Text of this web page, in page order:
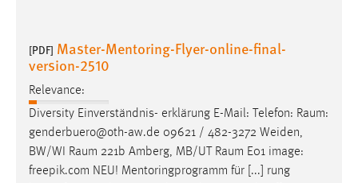
[PDF] Master-Mentoring-Flyer-online-final-
version-2510
Relevance:
Diversity Einverständnis- erklärung E-Mail: Telefon: Raum:
genderbuero@oth-aw.de 09621 / 482-3272 Weiden,
BW/WI Raum 221b Amberg, MB/UT Raum E01 image:
freepik.com NEU! Mentoringprogramm für [...] rung